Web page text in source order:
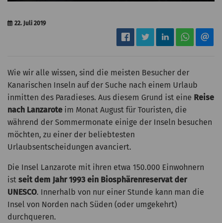
22. Juli 2019
Wie wir alle wissen, sind die meisten Besucher der
Kanarischen Inseln auf der Suche nach einem Urlaub
inmitten des Paradieses. Aus diesem Grund ist eine Reise
nach Lanzarote im Monat August für Touristen, die
während der Sommermonate einige der Inseln besuchen
möchten, zu einer der beliebtesten
Urlaubsentscheidungen avanciert.
Die Insel Lanzarote mit ihren etwa 150.000 Einwohnern
ist seit dem Jahr 1993 ein Biosphärenreservat der
UNESCO. Innerhalb von nur einer Stunde kann man die
Insel von Norden nach Süden (oder umgekehrt)
durchqueren.